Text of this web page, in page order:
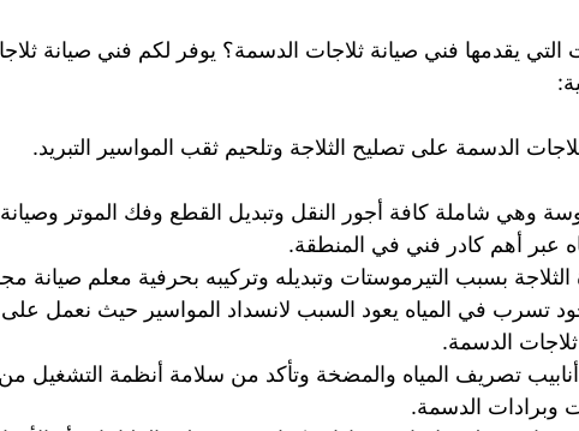
التي يقدمها فني صيانة ثلاجات الدسمة؟ يوفر لكم فني صيانة
الدسمة على تصليح الثلاجة وتلحيم ثقب المواسير التبريد.
وهي شاملة كافة أجور النقل وتبديل القطع وفك الموتر
عبر أهم كادر فني في المنطقة.
بسبب التيرموستات وتبديله وتركيبه بحرفية معلم صيانة
تسرب في المياه يعود السبب لانسداد المواسير حيث نعمل على
الدسمة.
أنابيب تصريف المياه والمضخة وتأكد من سلامة أنظمة التشغيل
وبرادات الدسمة.